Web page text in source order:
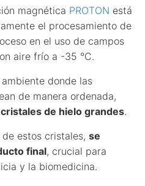
magnética PROTON está
el procesamiento de
en el uso de campos
aire frío a -35 °C.
donde las
de manera ordenada,
de hielo grandes.
estos cristales, se
final, crucial para
y la biomedicina.